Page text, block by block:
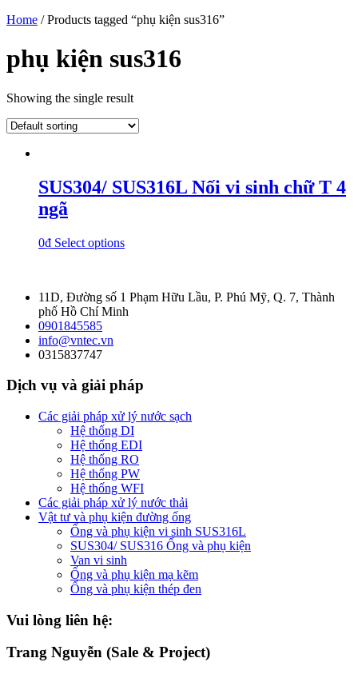
Home / Products tagged “phụ kiện sus316”
phụ kiện sus316
Showing the single result
SUS304/ SUS316L Nối vi sinh chữ T 4
ngã
0₫ Select options
11D, Đường số 1 Phạm Hữu Lầu, P. Phú Mỹ, Q. 7, Thành
phố Hồ Chí Minh
0901845585
info@vntec.vn
0315837747
Dịch vụ và giải pháp
Các giải pháp xử lý nước sạch
Hệ thống DI
Hệ thống EDI
Hệ thống RO
Hệ thống PW
Hệ thống WFI
Các giải pháp xử lý nước thải
Vật tư và phụ kiện đường ống
Ống và phụ kiện vi sinh SUS316L
SUS304/ SUS316 Ống và phụ kiện
Van vi sinh
Ống và phụ kiện mạ kẽm
Ống và phụ kiện thép đen
Vui lòng liên hệ:
Trang Nguyễn (Sale & Project)